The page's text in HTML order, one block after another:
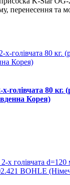
перенесення та
голівчата 80 кг.
Корея)